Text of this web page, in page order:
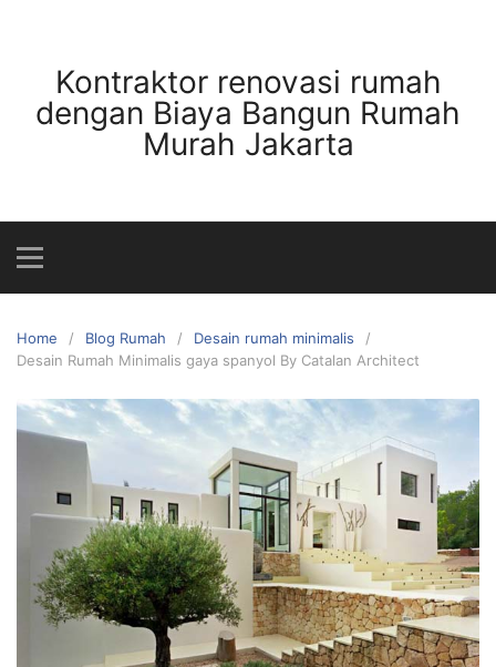
contentKontraktor renovasi rumah
dengan Biaya Bangun Rumah
Murah Jakarta
Home Blog Rumah
Desain rumah minimalis
Desain Rumah Minimalis gaya spanyol By Catalan Architect